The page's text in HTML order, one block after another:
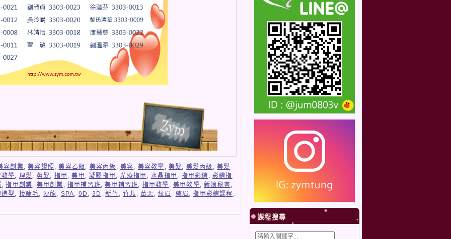
課程搜尋
容創業,美容證照 ,美容乙級 , 美容丙級 , 美容, 美容教學 , 美髮, 美髮丙級 , 美髮
學, 理髮, 剪髮, 指甲 ,美甲 ,凝膠指甲 ,光療指甲 , 水晶指甲 , 指甲彩繪 , 彩繪指
,指甲創業, 美甲創業 , 指甲補習班 ,美甲補習班 , 指甲教學 , 美甲教學,新娘秘書,
型 , 接睫毛, 沙龍, SPA, 9D , 3D ,新竹,竹北 , 苗栗, 紋眉 , 繡眉 ,指甲彩繪課程 ,